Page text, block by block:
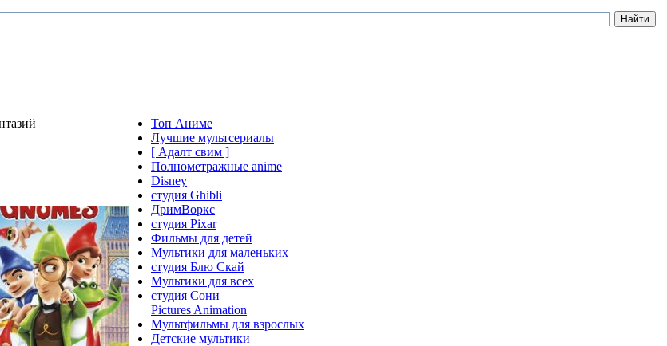
Топ Аниме
Лучшие мультсериалы
[ Адалт свим ]
Полнометражные anime
Disney
студия Ghibli
ДримВоркс
студия Pixar
Фильмы для детей
Мультики для маленьких
студия Блю Скай
Мультики для всех
студия Сони
Pictures Animation
Мультфильмы для взрослых
Детские мультики